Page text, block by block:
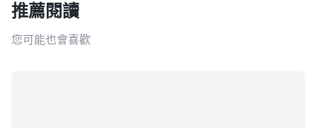
推薦閱讀
您可能也會喜歡